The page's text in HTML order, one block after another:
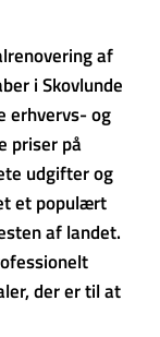
af
i Skovlunde
erhvervs- og
priser på
udgifter og
et populært
af landet.
der er til at